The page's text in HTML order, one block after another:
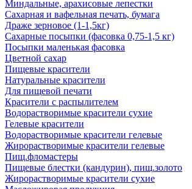
Миндальные, арахисовые лепестки
Сахарная и вафельная печать, бумага
Драже зерновое (1-1,5кг)
Сахарные посыпки (фасовка 0,75-1,5 кг)
Посыпки маленькая фасовка
Цветной сахар
Пищевые красители
Натуральные красители
Для пищевой печати
Красители с распылителем
Водорастворимые красители сухие
Гелевые красители
Водорастворимые красители гелевые
Жирорастворимые красители гелевые
Пищ.фломастеры
Пищевые блестки (кандурин), пищ.золото
Жирорастворимые красители сухие